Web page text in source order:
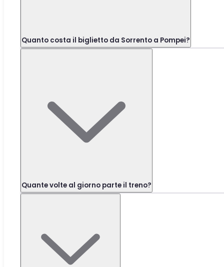
Quanto costa il biglietto da Sorrento a Pompei?
Quante volte al giorno parte il treno?